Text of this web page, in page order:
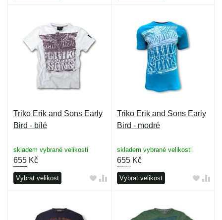
Triko Erik and Sons Early
Bird - bílé
skladem vybrané velikosti
655 Kč
Vybrat velikost
Triko Erik and Sons Early
Bird - modré
skladem vybrané velikosti
655Kč
Vybrat velikost